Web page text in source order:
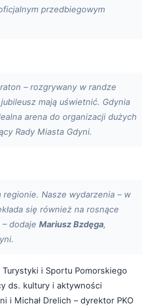
przedbiegowym
– rozgrywany w randze
mają uświetnić. Gdynia
arena do organizacji dużych
Rady Miasta Gdyni.
Nasze wydarzenia – w
się również na rosnące
dodaje Mariusz Bzdęga,
i Sportu Pomorskiego
ds. kultury i aktywności
i Michał Drelich – dyrektor PKO